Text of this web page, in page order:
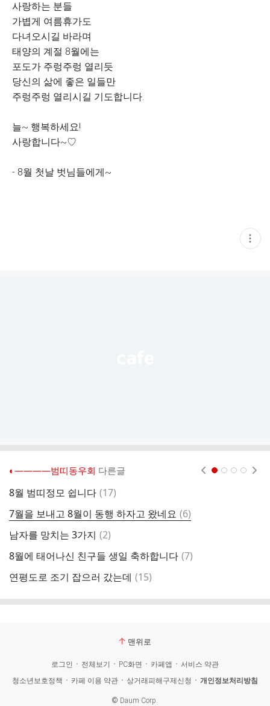
사랑하는 분들
가볍게 여름휴가도
다녀오시길 바라며
태양의 계절 8월에는
포도가 주렁주렁 열리듯
당신의 삶에 좋은 일들만
주렁주렁 열리시길 기도합니다.
늘~ 행복하세요!
사랑합니다~♡
- 8월 첫날 벗님들에게~
현
재
◐――――범띠동우회 다른글
8월 범띠정모 쉽니다 댓
(17)
7월을 보내고 8월이 동행 하자고 왔네요 댓
글
(6)
남자를 망치는 3가지 댓
(2)
8월에 태어나신 친구들 생일 축하합니다 댓
(7)
연평도로 조기 잡으러 갔는데 댓
(15)
맨위로
로그인 전체보기 PC화면 카페앱
서비스 약관
청소년보호정책
카페 이용 약관 상거래피해구제신청 개인정보처리방침
© Daum Corp.